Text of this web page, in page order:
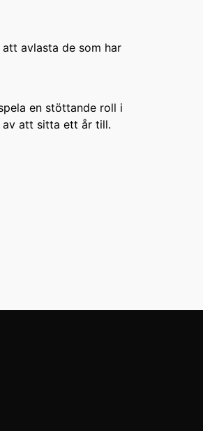
avlasta de som har
en stöttande roll i
av att sitta ett år till.